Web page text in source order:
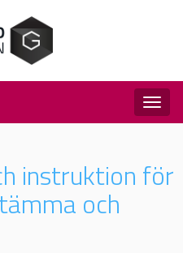
instruktion för
och